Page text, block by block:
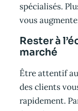
spécialisés.
vous
Rester à
marché
Être attentif
des clients
rapidement.